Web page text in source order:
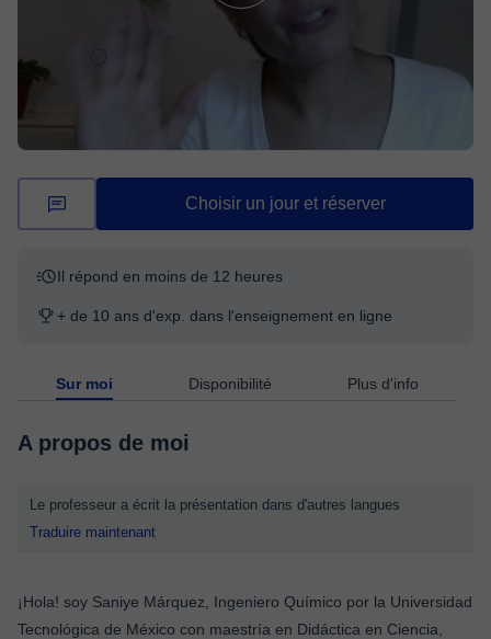
Saniye
Choisir un jour et réserver
Il répond en moins de 12 heures
+ de 10 ans d'exp. dans l'enseignement en ligne
Sur moi Disponibilité Plus d'info
A propos de moi
Le professeur a écrit la présentation dans d'autres langues
Traduire maintenant
¡Hola! soy Saniye Márquez, Ingeniero Químico por la Universidad
Tecnológica de México con maestría en Didáctica en Ciencia,